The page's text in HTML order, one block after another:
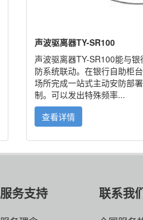
声波驱离器TY-SR100
声波驱离器TY-SR100能与
防系统联动。在银行自助柜
场所完成一站式主动安防部
制。可以发出特殊频率...
查看详情
服务支持 联系我